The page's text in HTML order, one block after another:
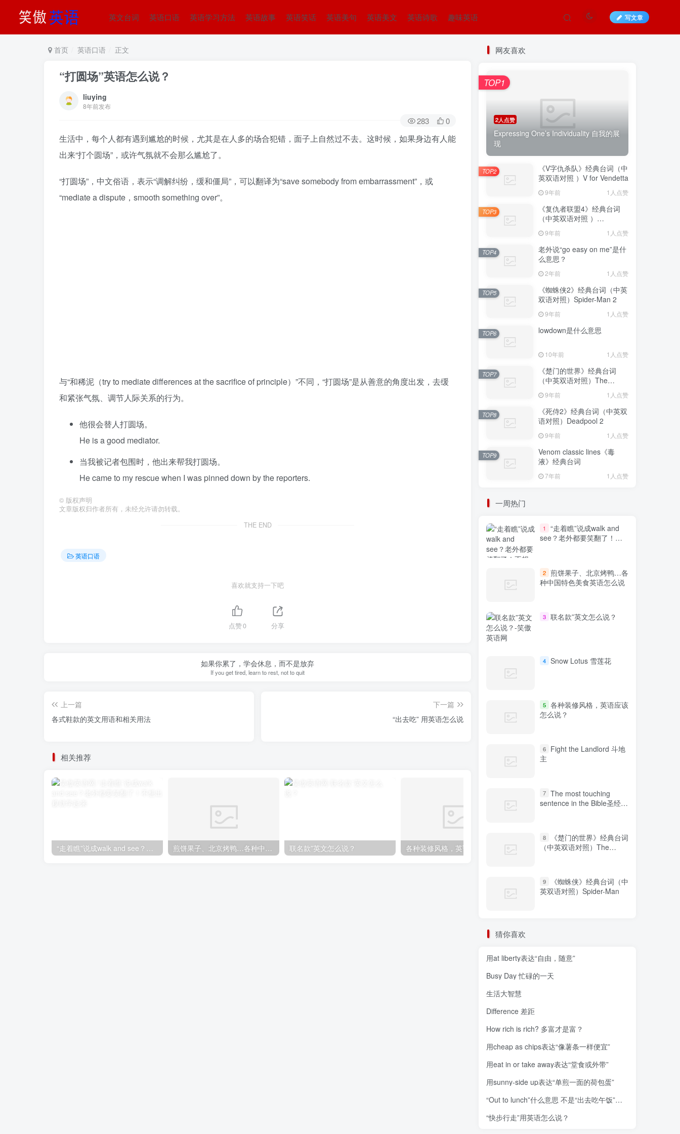
英文台词 英语口语 英语学习方法 英语故事 英语笑话 英语美句 英语美文 英语诗歌 趣味英语 写文章
首页 英语口语 正文
“打圆场”英语怎么说？
liuying
8年前发布
283 0
生活中，每个人都有遇到尴尬的时候，尤其是在人多的场合犯错，面子上自然过不去。这时候，如果身边有人能
出来“打个圆场”，或许气氛就不会那么尴尬了。
“打圆场”，中文俗语，表示“调解纠纷，缓和僵局”，可以翻译为“save somebody from embarrassment”，或
“mediate a dispute，smooth something over”。
与“和稀泥（try to mediate differences at the sacrifice of principle）”不同，“打圆场”是从善意的角度出发，去缓
和紧张气氛、调节人际关系的行为。
他很会替人打圆场。
He is a good mediator.
当我被记者包围时，他出来帮我打圆场。
He came to my rescue when I was pinned down by the reporters.
© 版权声明
文章版权归作者所有，未经允许请勿转载。
THE END
英语口语
喜欢就支持一下吧
点赞0 分享
如果你累了，学会休息，而不是放弃
If you get tired, learn to rest, not to quit
上一篇
各式鞋款的英文用语和相关用法
下一篇
“出去吃” 用英语怎么说
相关推荐
煎饼果子、北京烤鸭…各种中国特色美食英语怎么说 联名款”英文怎么说？ “鼓掌”、“热烈欢迎”的表达方式你知道几种？
网友喜欢
2人点赞
Expressing One’s Individuality 自我的展
现
TOP1
《V字仇杀队》经典台词（中
英双语对照 ）V for Vendetta
9年前 1人点赞
TOP2
《复仇者联盟4》经典台词
（中英双语对照 ）
9年前 1人点赞
TOP3
老外说“go easy on me”是什
么意思？
2年前 1人点赞
TOP4
《蜘蛛侠2》经典台词（中英
双语对照）Spider-Man 2
9年前 1人点赞
TOP5
lowdown是什么意思
10年前 1人点赞
TOP6
《楚门的世界》经典台词
（中英双语对照）The
Truman Show
9年前 1人点赞
TOP7
《死侍2》经典台词（中英双
语对照）Deadpool 2
9年前 1人点赞
TOP8
Venom classic lines《毒
液》经典台词
7年前 1人点赞
TOP9
一周热门
1
“走着瞧”说成walk and
see？老外都要笑翻了！不
2 煎饼果子、北京烤鸭…各
种中国特色美食英语怎么说
3 联名款”英文怎么说？
4 Snow Lotus 雪莲花
5 各种装修风格，英语应该
怎么说？
6
Fight the Landlord 斗地
主
7 The most touching
sentence in the Bible圣经中
8
《楚门的世界》经典台词
（中英双语对照）The
9
《蜘蛛侠》经典台词（中
英双语对照）Spider-Man
猜你喜欢
用at liberty表达“自由，随意”
Busy Day 忙碌的一天
生活大智慧
Difference 差距
How rich is rich? 多富才是富？
用cheap as chips表达“像薯条一样便宜”
用eat in or take away表达“堂食或外带”
用sunny-side up表达“单煎一面的荷包蛋”
“Out to lunch”什么意思 不是“出去吃午饭”！用
“快步行走”用英语怎么说？